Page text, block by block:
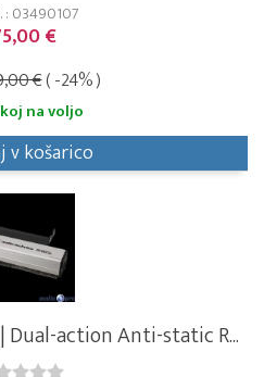
: 03490107
€
€( -24% )
na voljo
v košarico
Dual-action Anti-static R...